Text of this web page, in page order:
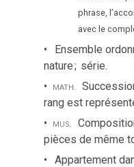
phrase,
avec le
Ensemble
nature; série.
math.
rang est
mus.
pièces de même
Appartement